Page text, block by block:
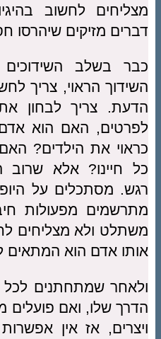
מצליחים לחשוב
דברים מזיקים שיהרסו
כבר בשלב
השידוך הראוי, צריך
הדעת. צריך לבחון
לפרטים, האם הוא
כראוי את הילדים?
כל חיינו? אלא שרוב
רגש. מסתכלים על
מתרשמים מפעולות
משתלט ולא מצליחים
אותו אדם הוא המתאים
ולאחר שמתחתנים לכל
הדרך שלו, ואם פועלים
ויצרים, אז אין